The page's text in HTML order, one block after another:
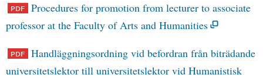
Procedures for promotion from lecturer to associate
professor at the Faculty of Arts and Humanities
Handläggningsordning vid befordran från biträdande
universitetslektor till universitetslektor vid Humanistisk